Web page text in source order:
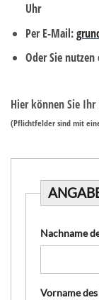
Uhr
Per E-Mail:
Oder Sie
Hier können Sie
(Pflichtfelder sind mit
Nachname
Vorname